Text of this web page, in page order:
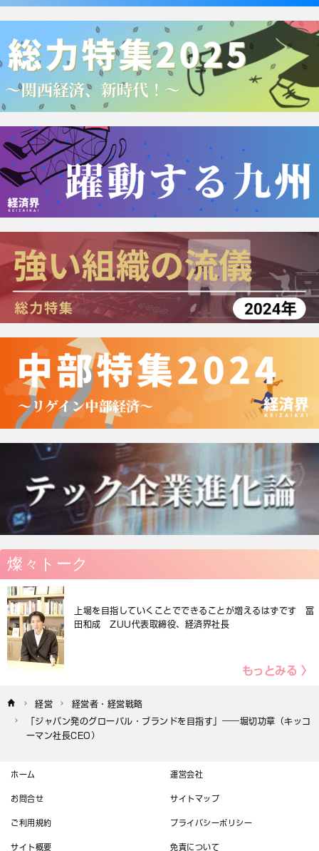
燦々トーク
上場を目指していくことでできることが増えるはずです 冨
田和成 ZUU代表取締役、経済界社長
もっとみる 〉
経営
経営者・経営戦略
「ジャパン発のグローバル・ブランドを目指す」――堀切功章（キッコ
ーマン社長CEO）
ホーム 運営会社
お問合せ サイトマップ
ご利用規約 プライバシーポリシー
サイト概要 免責について